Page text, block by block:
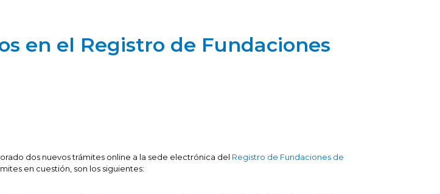
en el Registro de Fundaciones
dos nuevos trámites online a la sede electrónica del Registro de Fundaciones de
en cuestión, son los siguientes: